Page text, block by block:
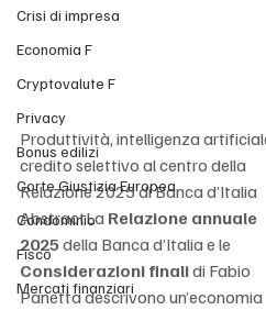
Crisi di impresa
Economia F
Cryptovalute F
Privacy
Bonus edilizi
Corte Giustizia Europea
Condominio
Fisco
Mercati finanziari
Produttività, intelligenza
credito selettivo al centro della
Relazione 2025 di Banca d’Italia
AbstractLa Relazione annuale
2025 della Banca d’Italia e le
Considerazioni finali di Fabio
Panetta descrivono un’economia